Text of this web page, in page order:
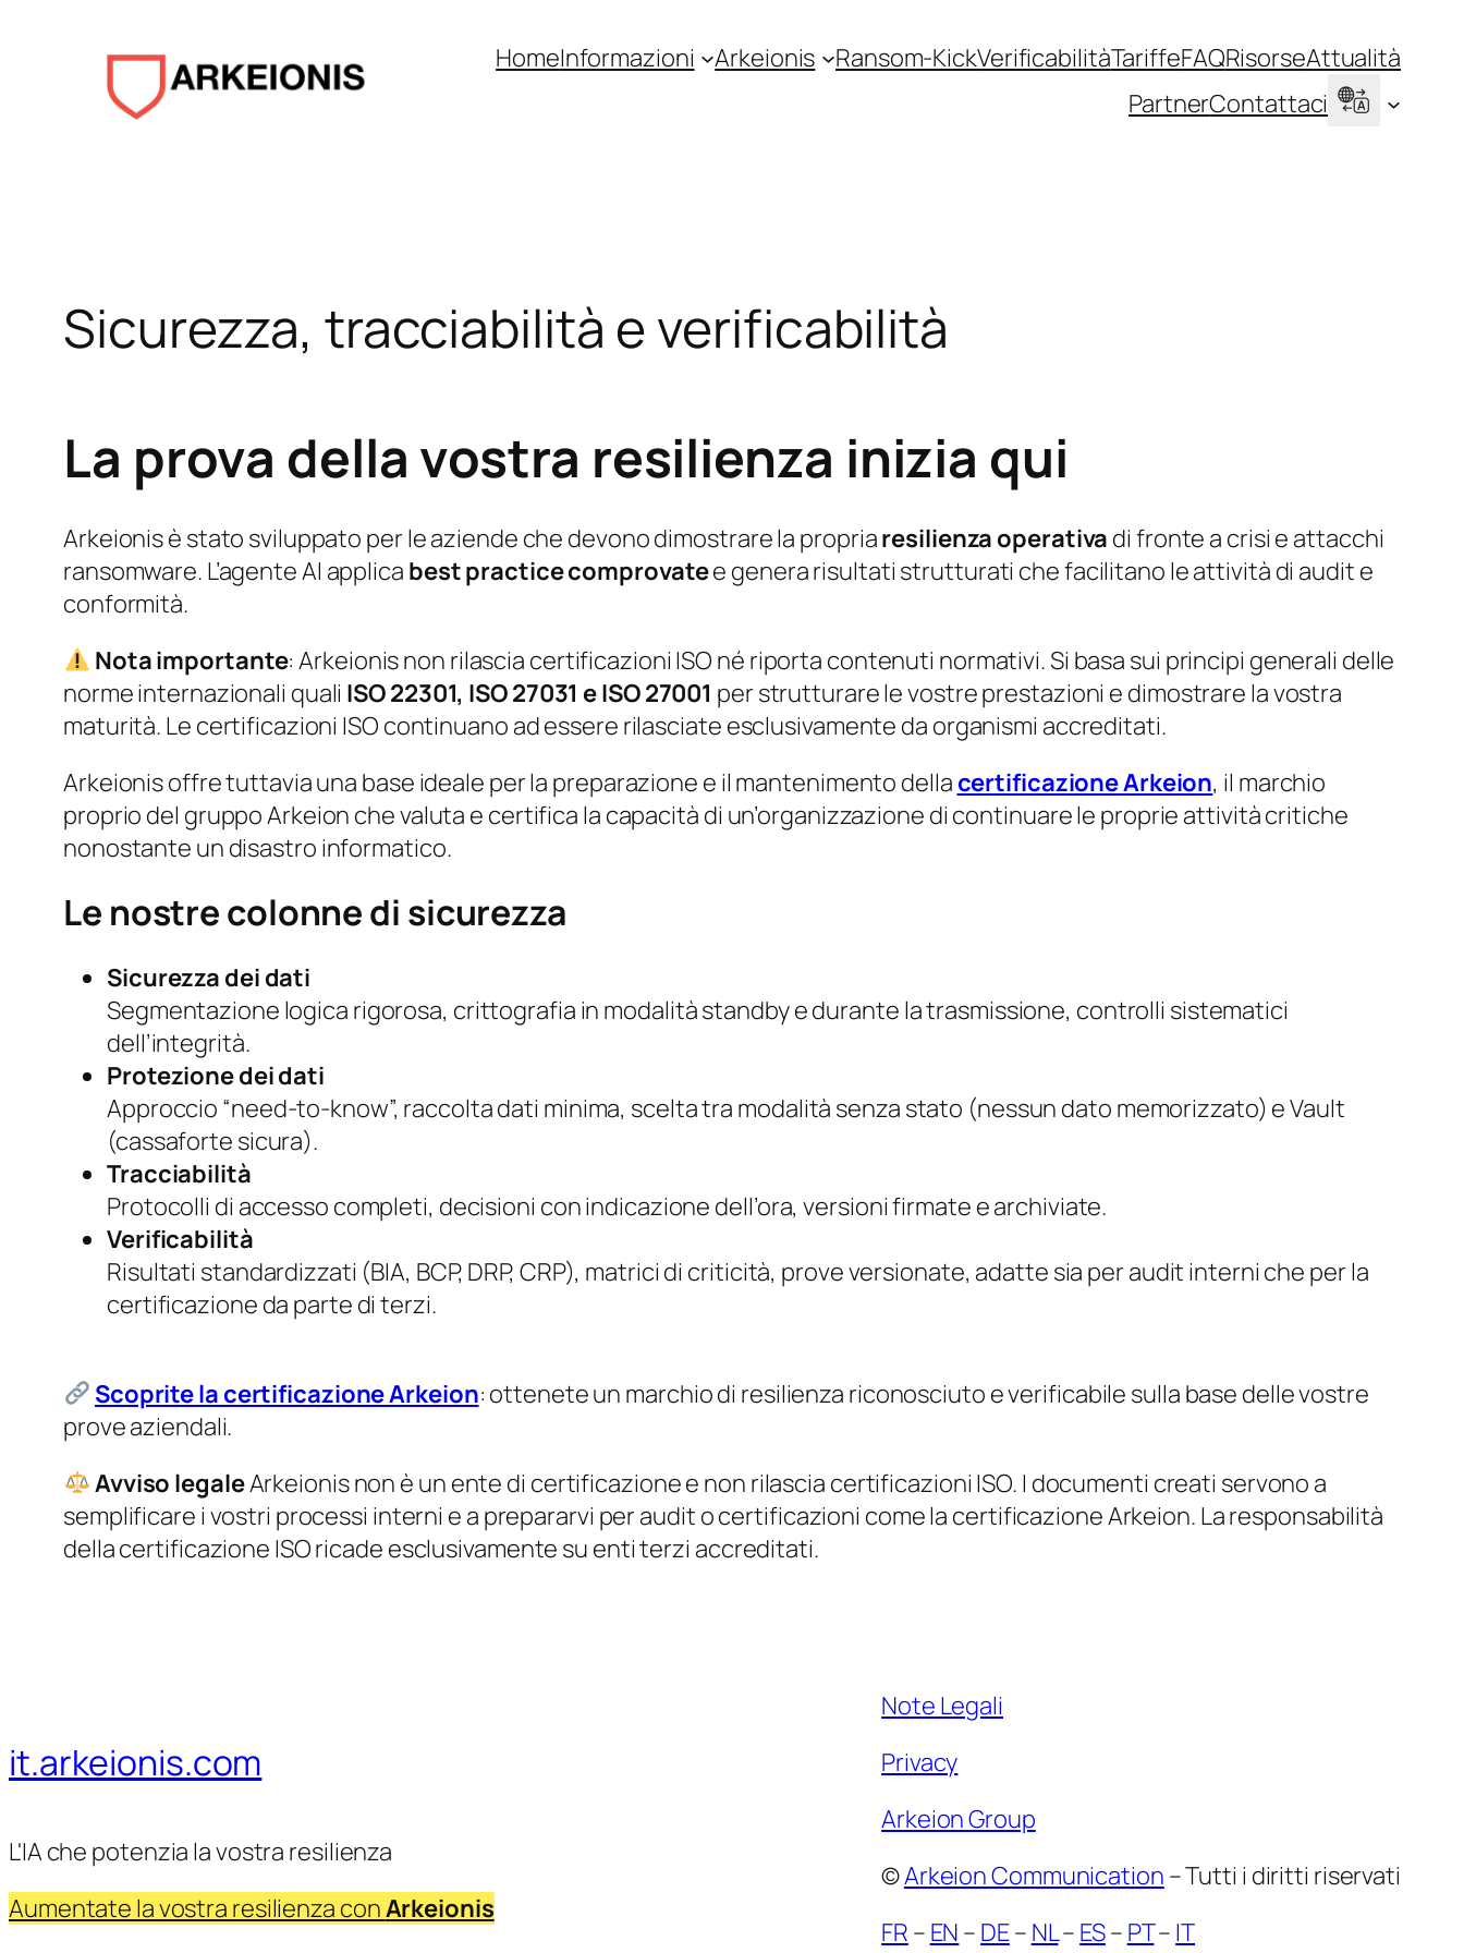
HomeInformazioni Arkeionis Ransom-KickVerificabilitàTariffeFAQRisorseAttualità
PartnerContattaci
Sicurezza, tracciabilità e verificabilità
La prova della vostra resilienza inizia qui
Arkeionis è stato sviluppato per le aziende che devono dimostrare la propriaresilienza operativa di fronte a crisi e attacchi
ransomware. L’agente AI applica best practice comprovatee genera risultati strutturati che facilitano le attività di audit e
conformità.
Nota importante: Arkeionis non rilascia certificazioni ISO né riporta contenuti normativi. Si basa sui principi generali delle
norme internazionali quali ISO 22301, ISO 27031 e ISO 27001 per strutturare le vostre prestazioni e dimostrare la vostra
maturità. Le certificazioni ISO continuano ad essere rilasciate esclusivamente da organismi accreditati.
Arkeionis offre tuttavia una base ideale per la preparazione e il mantenimento della certificazione Arkeion, il marchio
proprio del gruppo Arkeion che valuta e certifica la capacità di un’organizzazione di continuare le proprie attività critiche
nonostante un disastro informatico.
Le nostre colonne di sicurezza
Sicurezza dei dati
Segmentazione logica rigorosa, crittografia in modalità standby e durante la trasmissione, controlli sistematici
dell’integrità.
Protezione dei dati
Approccio “need-to-know”, raccolta dati minima, scelta tra modalità senza stato (nessun dato memorizzato) e Vault
(cassaforte sicura).
Tracciabilità
Protocolli di accesso completi, decisioni con indicazione dell’ora, versioni firmate e archiviate.
Verificabilità
Risultati standardizzati (BIA, BCP, DRP, CRP), matrici di criticità, prove versionate, adatte sia per audit interni che per la
certificazione da parte di terzi.
Scoprite la certificazione Arkeion: ottenete un marchio di resilienza riconosciuto e verificabile sulla base delle vostre
prove aziendali.
Avviso legaleArkeionis non è un ente di certificazione e non rilascia certificazioni ISO. I documenti creati servono a
semplificare i vostri processi interni e a prepararvi per audit o certificazioni come la certificazione Arkeion. La responsabilità
della certificazione ISO ricade esclusivamente su enti terzi accreditati.
it.arkeionis.com
L'IA che potenzia la vostra resilienza
Aumentate la vostra resilienza conArkeionis
Note Legali
Privacy
Arkeion Group
©Arkeion Communication – Tutti i diritti riservati
FR – EN – DE– NL– ES– PT– IT